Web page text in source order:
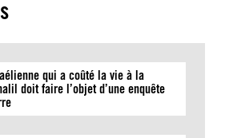
qui a coûté la vie à la
doit faire l’objet d’une enquête